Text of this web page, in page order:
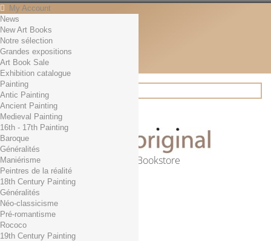
My Account
Contact
English
English
Français
News
Search
Online Art Bookstore
Cart (empty)
No products
Free shipping!
0,00 € Total
Check out
News
New Art Books
Notre sélection
Grandes expositions
Art Book Sale
Exhibition catalogue
Painting
Antic Painting
Ancient Painting
Medieval Painting
16th - 17th Painting
Baroque
Généralités
Maniérisme
Peintres de la réalité
18th Century Painting
Généralités
Néo-classicisme
Pré-romantisme
Rococo
19th Century Painting